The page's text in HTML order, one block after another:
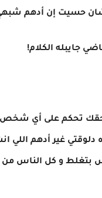
حسيت إن أدهم
جايبله الكلام!
تحكم على أي شخص
دلوقتي غير أدهم اللي
بتغلط و كل الناس